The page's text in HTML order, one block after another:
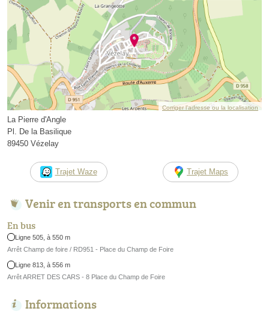
Corriger l’adresse ou la localisation
La Pierre d'Angle
Pl. De la Basilique
89450 Vézelay
Trajet Waze Trajet Maps
Venir en transports en commun
En bus
Ligne 505, à 550 m
Arrêt Champ de foire / RD951 - Place du Champ de Foire
Ligne 813, à 556 m
Arrêt ARRET DES CARS - 8 Place du Champ de Foire
Informations